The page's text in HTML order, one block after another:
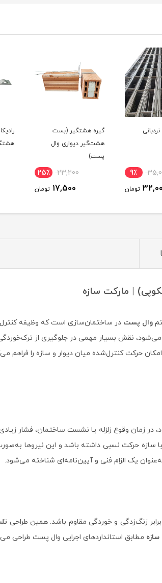
(بست
25٪
تومان
رادیکالی دوطرفه | بست
هشتگیر
13,498 12٪
12,000 تومان
قطعه
| مارکت سازه
وال پست در ساختمان‌سازی است که وظیفه کنترل
نقش بسیار مهمی در جلوگیری از
حرکت کنترل‌شده میان دیوار و سازه را فراهم
زمان وقوع زلزله یا نشست ساختمان، فشار
سازه حرکت نسبی داشته باشد و این نیروها
یک الزام فنی و آیین‌نامه‌ای شناخته می‌شود.
زنگ‌زدگی و خوردگی مقاوم باشد. همین طراحی
مطابق استانداردهای اجرایی وال پست طراحی